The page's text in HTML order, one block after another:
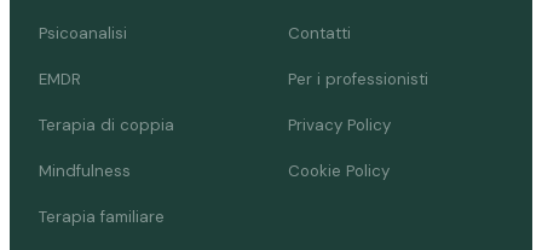
Psicoanalisi
EMDR
Terapia di coppia
Mindfulness
Terapia familiare
Contatti
Per i professionisti
Privacy Policy
Cookie Policy